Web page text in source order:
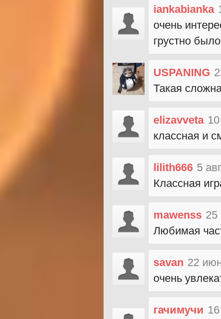
iankabianka
очень
грустно
USPANING
Такая
elizavveta
классная и
lilith666 5
Классная
mawenss 25
Любимая
savan 22
очень
гачимучи